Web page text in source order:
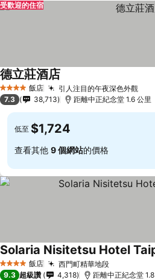
受歡迎的住宿
4 星級 飯店 引人注目的午夜深色外觀
德立莊酒店
7.3 38,713 距離中正紀念堂 1.6 公里
低至 $1,724
查看其他 9 個網站的價格
4 星級 飯店 西門町精華地段
Solaria Nisitetsu Hotel
9.3 超級讚 4,318 距離中正紀念堂